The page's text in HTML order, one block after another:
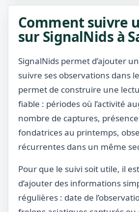
Comment suivre
sur SignalNids à
SignalNids permet d’ajouter
suivre ses observations dans
permet de construire une
fiable : périodes où l’activité
nombre de captures,
fondatrices au printemps,
récurrentes dans un même
Pour que le suivi soit utile, il
d’ajouter des informations
régulières : date de